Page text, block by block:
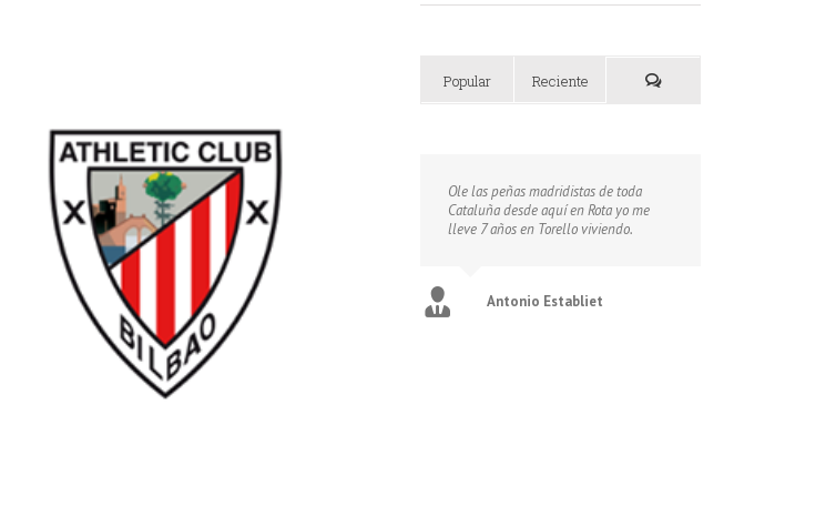
Popular Reciente
Ole las peñas madridistas de toda
Cataluña desde aquí en Rota yo me
lleve 7 años en Torello viviendo.
Antonio Establiet